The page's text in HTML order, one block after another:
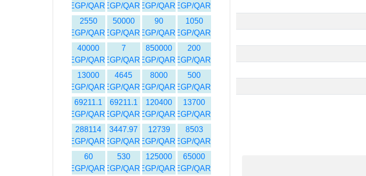
EGP/QAR
EGP/QAR
EGP/QAR
EGP/QAR
1050
EGP/QAR
90
EGP/QAR
50000
EGP/QAR
2550
EGP/QAR
200
EGP/QAR
850000
EGP/QAR
7
EGP/QAR
40000
EGP/QAR
500
EGP/QAR
8000
EGP/QAR
4645
EGP/QAR
13000
EGP/QAR
13700
EGP/QAR
120400
EGP/QAR
69211.1
EGP/QAR
69211.1
EGP/QAR
8503
EGP/QAR
12739
EGP/QAR
3447.97
EGP/QAR
288114
EGP/QAR
65000
EGP/QAR
125000
EGP/QAR
530
EGP/QAR
60
EGP/QAR